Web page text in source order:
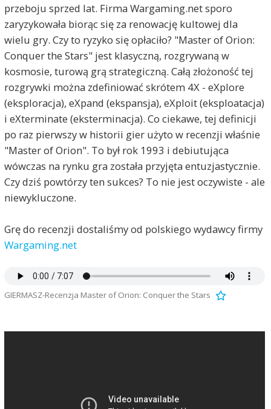
przeboju sprzed lat. Firma Wargaming.net sporo
zaryzykowała biorąc się za renowację kultowej dla
wielu gry. Czy to ryzyko się opłaciło? "Master of Orion:
Conquer the Stars" jest klasyczną, rozgrywaną w
kosmosie, turową grą strategiczną. Całą złożoność tej
rozgrywki można zdefiniować skrótem 4X - eXplore
(eksploracja), eXpand (ekspansja), eXploit (eksploatacja)
i eXterminate (eksterminacja). Co ciekawe, tej definicji
po raz pierwszy w historii gier użyto w recenzji właśnie
"Master of Orion". To był rok 1993 i debiutująca
wówczas na rynku gra została przyjęta entuzjastycznie.
Czy dziś powtórzy ten sukces? To nie jest oczywiste - ale
niewykluczone.
Grę do recenzji dostaliśmy od polskiego wydawcy firmy
Wargaming.net
GIERMASZ-Recenzja Master of Orion: Conquer the Stars